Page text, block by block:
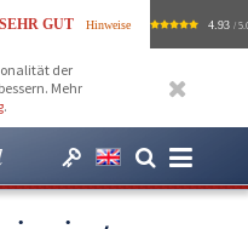
SEHR GUT Hinweise 4.93 /
der
Mehr
.